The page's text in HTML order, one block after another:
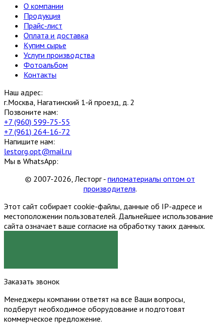
О компании
Продукция
Прайс-лист
Оплата и доставка
Купим сырье
Услуги производства
Фотоальбом
Контакты
Наш адрес:
г.Москва, Нагатинский 1-й проезд, д. 2
Позвоните нам:
+7 (960) 599-75-55
+7 (961) 264-16-72
Напишите нам:
lestorg.opt@mail.ru
Мы в WhatsApp:
© 2007-2026, Лесторг - пиломатериалы оптом от
производителя.
Этот сайт собирает cookie-файлы, данные об IP-адресе и
местоположении пользователей. Дальнейшее использование
сайта означает ваше согласие на обработку таких данных.
Заказать звонок
Менеджеры компании ответят на все Ваши вопросы,
подберут необходимое оборудование и подготовят
коммерческое предложение.